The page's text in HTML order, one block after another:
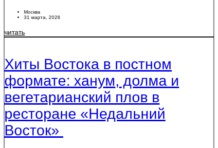
Москва
31 марта, 2026
читать
Хиты Востока в постном
формате: ханум, долма и
вегетарианский плов в
ресторане «Недальний
Восток»